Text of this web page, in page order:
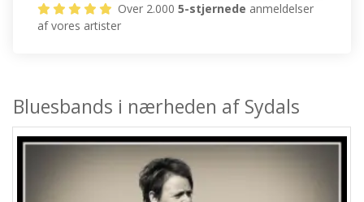
Over 2.0005-stjernede anmeldelser
af vores artister
Bluesbands i nærheden af Sydals